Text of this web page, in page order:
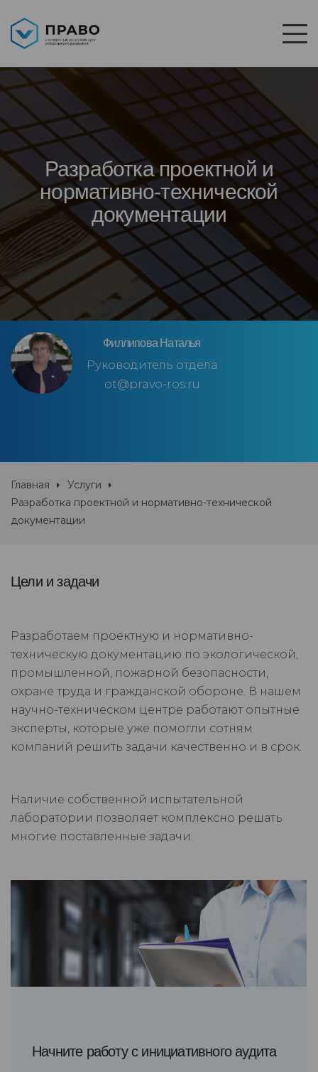
Разработка проектной и
нормативно-технической
документации
Филлипова Наталья
Руководитель отдела
ot@pravo-ros.ru
Главная
Услуги
Разработка проектной и нормативно-технической
документации
Цели и задачи
Разработаем проектную и нормативно-
техническую документацию по экологической,
промышленной, пожарной безопасности,
охране труда и гражданской обороне. В нашем
научно-техническом центре работают опытные
эксперты, которые уже помогли сотням
компаний решить задачи качественно и в срок.
Наличие собственной испытательной
лаборатории позволяет комплексно решать
многие поставленные задачи.
Начните работу с инициативного аудита